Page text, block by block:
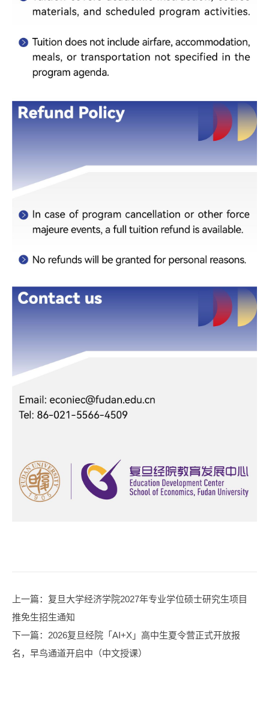
上一篇：复旦大学经济学院2027年专业学位硕士研究生项目
推免生招生通知
下一篇：2026复旦经院「AI+X」高中生夏令营正式开放报
名，早鸟通道开启中（中文授课）